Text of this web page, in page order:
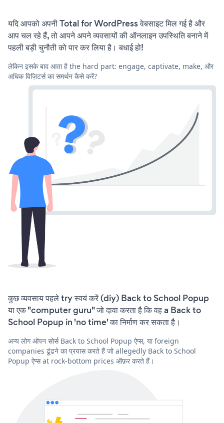
यदि आपको अपनी Total for WordPress वेबसाइट मिल गई है और
आप चल रहे हैं, तो आपने अपने व्यवसायों की ऑनलाइन उपस्थिति बनाने में
पहली बड़ी चुनौती को पार कर लिया है। बधाई हो!
लेकिन इसके बाद आता है the hard part: engage, captivate, make, और
अधिक विज़िटर्स का समर्थन कैसे करें?
कुछ व्यवसाय पहले try स्वयं करें (diy) Back to School Popup
या एक "computer guru" जो दावा करता है कि वह a Back to
School Popup in 'no time' का निर्माण कर सकता है।
अन्य लोग ओपन सोर्स Back to School Popup ऐप्स, या foreign
companies ढूंढने का प्रयास करते हैं जो allegedly Back to School
Popup ऐप्स at rock-bottom prices ऑफ़र करते हैं।